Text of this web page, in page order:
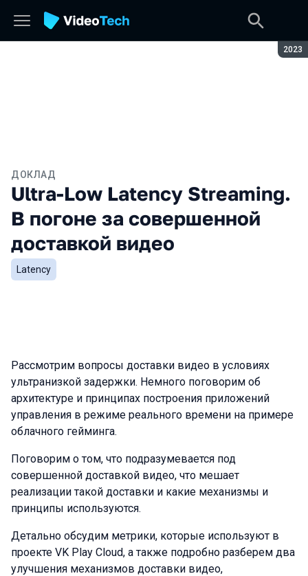
2023
ДОКЛАД
Ultra-Low Latency Streaming.
В погоне за совершенной
доставкой видео
Latency
Рассмотрим вопросы доставки видео в условиях
ультранизкой задержки. Немного поговорим об
архитектуре и принципах построения приложений
управления в режиме реального времени на примере
облачного гейминга.
Поговорим о том, что подразумевается под
совершенной доставкой видео, что мешает
реализации такой доставки и какие механизмы и
принципы используются.
Детально обсудим метрики, которые используют в
проекте VK Play Cloud, а также подробно разберем два
улучшения механизмов доставки видео,